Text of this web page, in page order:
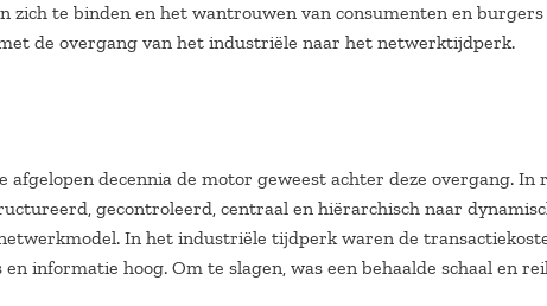
zich te binden en het wantrouwen van consumenten en burgers
de overgang van het industriële naar het netwerktijdperk.
afgelopen decennia de motor geweest achter deze overgang.
gecontroleerd, centraal en hiërarchisch naar
In het industriële tijdperk waren de
informatie hoog. Om te slagen, was een behaalde schaal en